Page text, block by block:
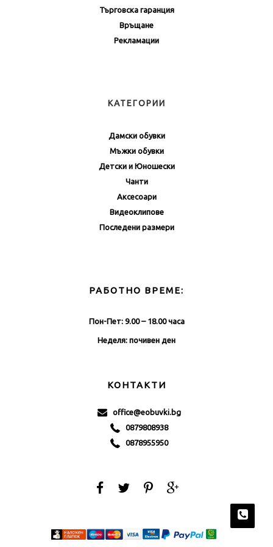
Търговска гаранция
Връщане
Рекламации
КАТЕГОРИИ
Дамски обувки
Мъжки обувки
Детски и Юношески
Чанти
Аксесоари
Видеоклипове
Последени размери
РАБОТНО ВРЕМЕ:
Пон-Пет: 9.00 – 18.00 часа
Неделя: почивен ден
КОНТАКТИ
office@eobuvki.bg
0879808938
0878955950